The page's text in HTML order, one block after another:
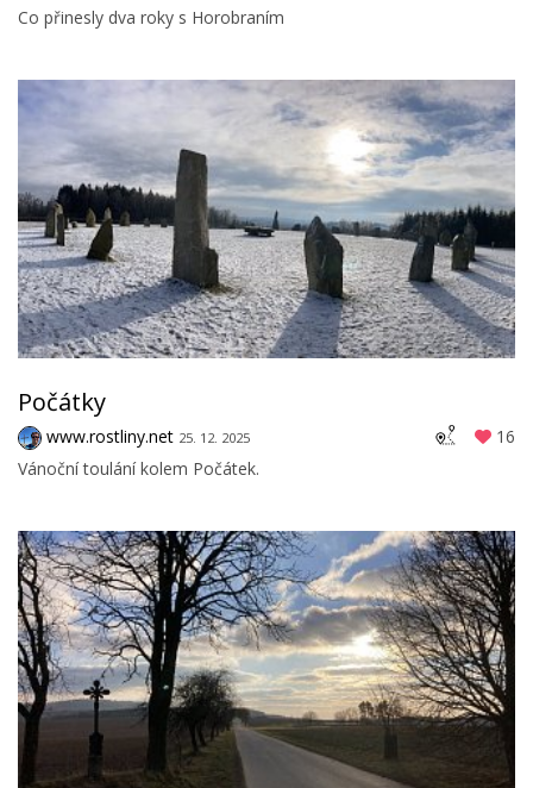
Co přinesly dva roky s Horobraním
Počátky
www.rostliny.net 25. 12. 2025
16
Vánoční toulání kolem Počátek.